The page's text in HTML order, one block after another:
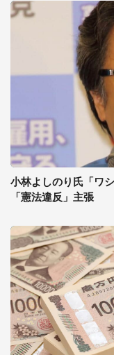
小林よしのり氏「ワ
「憲法違反」主張